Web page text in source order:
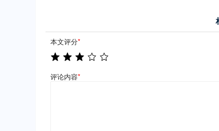
本文评分*
评论内容*